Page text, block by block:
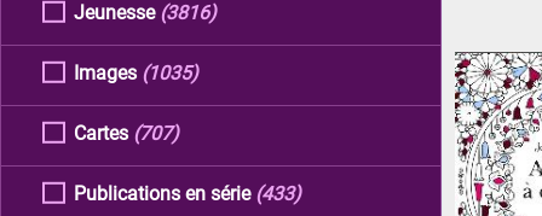
Jeunesse (3816)
Images (1035)
Cartes (707)
Publications en série (433)